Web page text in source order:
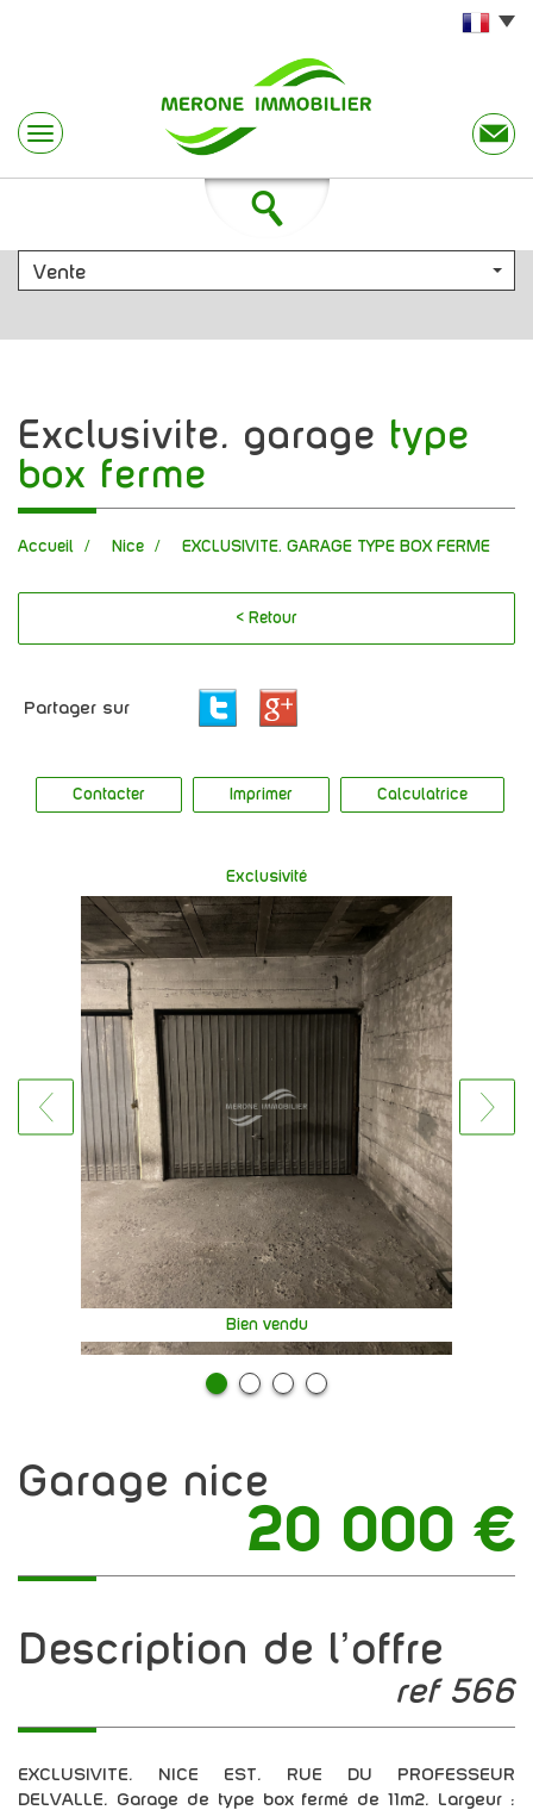
Vente
exclusivite. garage type
box ferme
Accueil Nice EXCLUSIVITE. GARAGE TYPE BOX FERME
< Retour
Partager sur
Contacter Imprimer Calculatrice
Bien vendu
Exclusivité
garage nice
20 000 €
description de l'offre
ref 566
EXCLUSIVITE. NICE EST. RUE DU PROFESSEUR
DELVALLE. Garage de type box fermé de 11m2. Largeur :